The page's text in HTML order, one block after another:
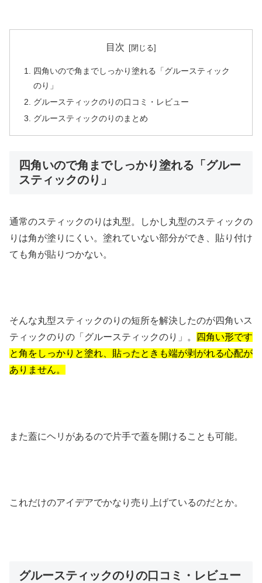
目次
四角いので角までしっかり塗れる「グルースティック
のり」
グルースティックのりの口コミ・レビュー
グルースティックのりのまとめ
四角いので角までしっかり塗れる「グルー
スティックのり」
通常のスティックのりは丸型。しかし丸型のスティックの
りは角が塗りにくい。塗れていない部分ができ、貼り付け
ても角が貼りつかない。
そんな丸型スティックのりの短所を解決したのが四角いス
ティックのりの「グルースティックのり」。
四角い形です
と角をしっかりと塗れ、貼ったときも端が剥がれる心配が
ありません。
また蓋にヘリがあるので片手で蓋を開けることも可能。
これだけのアイデアでかなり売り上げているのだとか。
グルースティックのりの口コミ・レビュー